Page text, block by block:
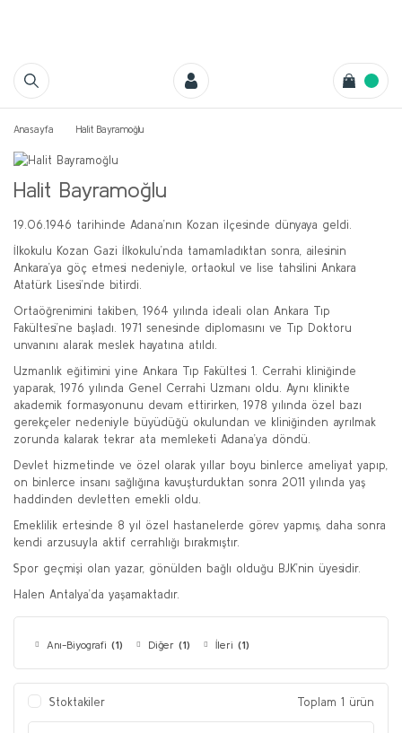
Anasayfa Halit Bayramoğlu
Halit Bayramoğlu
19.06.1946 tarihinde Adana’nın Kozan ilçesinde dünyaya geldi.
İlkokulu Kozan Gazi İlkokulu’nda tamamladıktan sonra, ailesinin
Ankara’ya göç etmesi nedeniyle, ortaokul ve lise tahsilini Ankara
Atatürk Lisesi’nde bitirdi.
Ortaöğrenimini takiben, 1964 yılında ideali olan Ankara Tıp
Fakültesi’ne başladı. 1971 senesinde diplomasını ve Tıp Doktoru
unvanını alarak meslek hayatına atıldı.
Uzmanlık eğitimini yine Ankara Tıp Fakültesi 1. Cerrahi kliniğinde
yaparak, 1976 yılında Genel Cerrahi Uzmanı oldu. Aynı klinikte
akademik formasyonunu devam ettirirken, 1978 yılında özel bazı
gerekçeler nedeniyle büyüdüğü okulundan ve kliniğinden ayrılmak
zorunda kalarak tekrar ata memleketi Adana’ya döndü.
Devlet hizmetinde ve özel olarak yıllar boyu binlerce ameliyat yapıp,
on binlerce insanı sağlığına kavuşturduktan sonra 2011 yılında yaş
haddinden devletten emekli oldu.
Emeklilik ertesinde 8 yıl özel hastanelerde görev yapmış, daha sonra
kendi arzusuyla aktif cerrahlığı bırakmıştır.
Spor geçmişi olan yazar, gönülden bağlı olduğu BJK’nin üyesidir.
Halen Antalya’da yaşamaktadır.
Anı-Biyografi (1) Diğer (1) İleri (1)
Stoktakiler Toplam 1 ürün